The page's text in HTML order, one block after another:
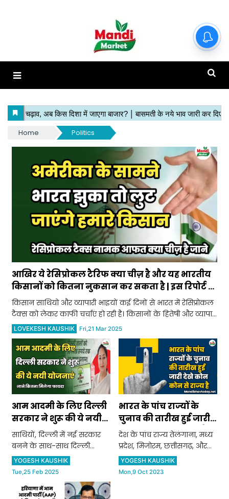
Home Politics
आखिर ये रेसिप्रोकल टैरिफ क्या चीज़ है और यह भारतीय
किसानों को कितना नुकसान कर सकता है | इस रिपोर्ट में
जाने
किसान साथियो और व्यापारी भाइयों कई दिनों से भारत में रेसिप्रोकल
टैक्स को लेकर काफी चर्चाएं हो रही है। किसानों के हितेषी और व्यापार
संगठन मान रहे हैं कि अगर अमेरिका के दबाव में भारत झुका तो
भारतीय किस
LOVEKESH KAUSHIK Fri,21 Mar 2025
आम आदमी के लिए दिल्ली
सरकार ने शुरू की ये नयी
योजनाएं | जाने कितना
मिलेगा फायदा
साथियों, दिल्ली में नई सरकार
बनने के साथ-साथ दिल्ली
विधानसभा का सत्र इस बार बेहद
ही अहम साबित हुआ। इसमें
उपराज्यपाल वीके सक्सेना ने कई
बड़े ऐलान किए, जो
YOGESH KAUSHIK
Tue,25 Feb 2025
भारत के पांच राज्यों के
चुनाव की तारीख हुई जारी
देखे कोन कोन से राज्य है
देश के पांच राज्य तेलंगाना, मध्य
प्रदेश, मिजोरम, छत्तीसगढ़, और
राजस्थान में आज चुनाव की
तारीख जारी कर दी गई है। चुनाव
YOGESH KAUSHIK
Mon,9 Oct 2023